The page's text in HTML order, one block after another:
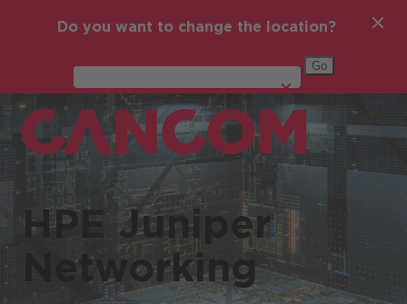
Do you want to change the location?
HPE Juniper
Networking